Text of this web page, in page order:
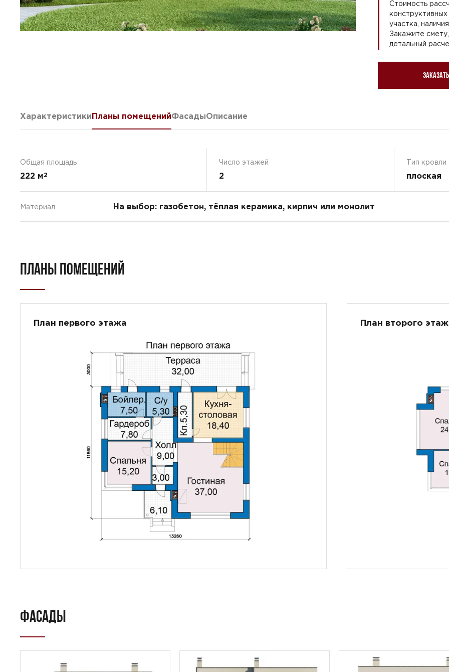
Стоимость
участка,
Закажите
детальный
ХарактеристикиПланы помещенийФасадыОписание
Общая площадь
222 м2
Число этажей
2
Тип кровли
плоская
Материал На выбор: газобетон, тёплая керамика, кирпич или монолит
ПЛАНЫ ПОМЕЩЕНИЙ
План первого этажа План второго
ФАСАДЫ